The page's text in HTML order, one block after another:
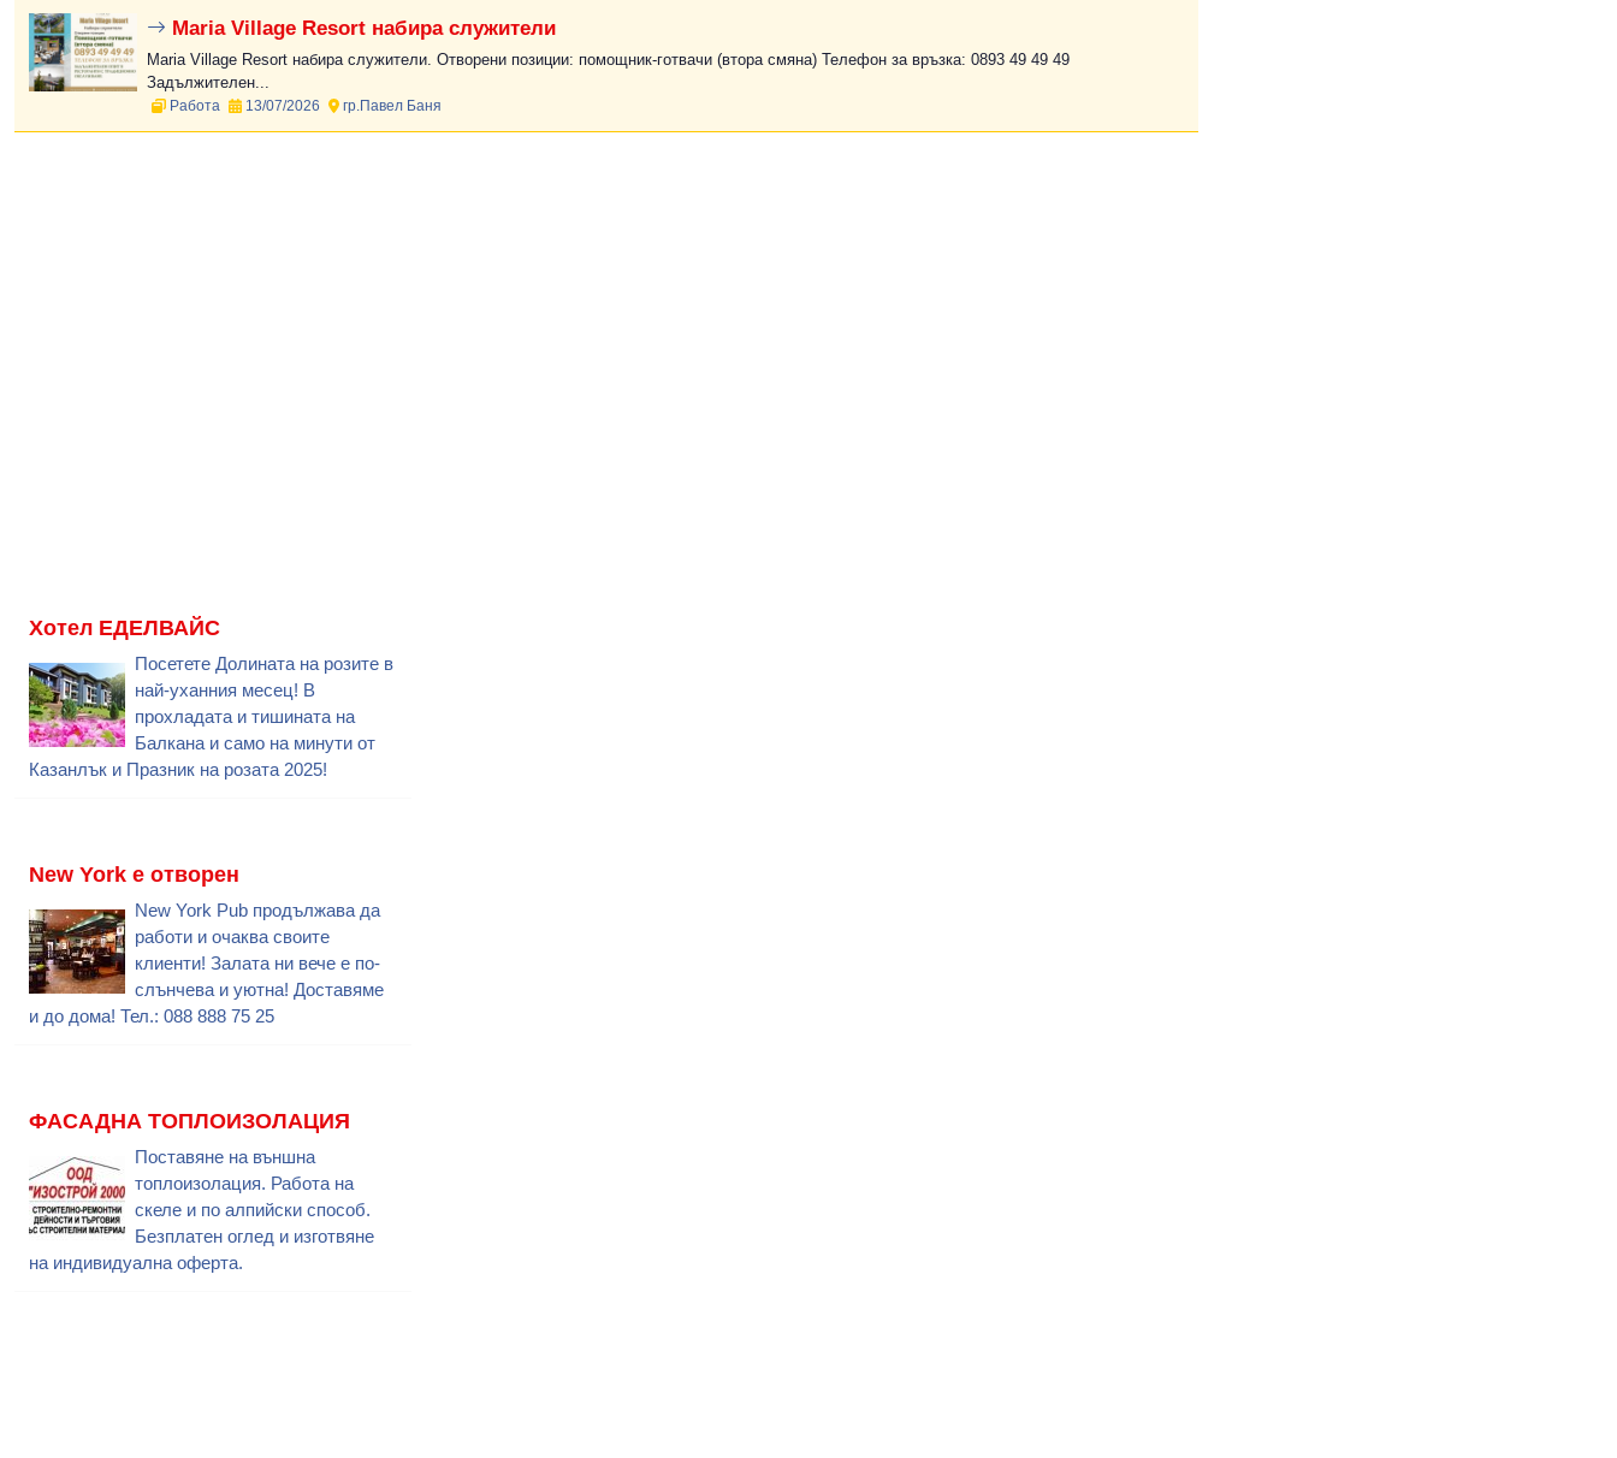
Maria Village Resort набира служители
Maria Village Resort набира служители. Отворени позиции: помощник-готвачи (втора смяна) Телефон за връзка: 0893 49 49 49
Задължителен...
Работа 13/07/2026 гр.Павел Баня
Хотел ЕДЕЛВАЙС
Посетете Долината на розите в
най-уханния месец! В
прохладата и тишината на
Балкана и само на минути от
Казанлък и Празник на розата 2025!
New York е отворен
New York Pub продължава да
работи и очаква своите
клиенти! Залата ни вече е по-
слънчева и уютна! Доставяме
и до дома! Тел.: 088 888 75 25
ФАСАДНА ТОПЛОИЗОЛАЦИЯ
Поставяне на външна
топлоизолация. Работа на
скеле и по алпийски способ.
Безплатен оглед и изготвяне
на индивидуална оферта.